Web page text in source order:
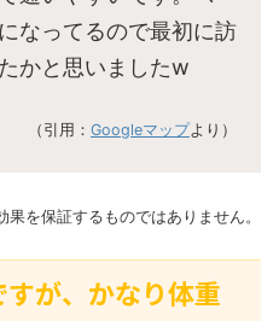
なってるので最初に訪
かと思いましたw
（引用： Googleマップより）
を保証するものではありません。
が、かなり体重